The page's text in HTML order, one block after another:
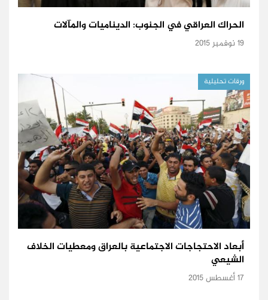
الحراك العراقي في الجنوب: الديناميات والمآلات
19 نوفمبر 2015
ورقات تحليلية
أبعاد الاحتجاجات الاجتماعية بالعراق ومعطيات الخلاف
الشيعي
17 أغسطس 2015